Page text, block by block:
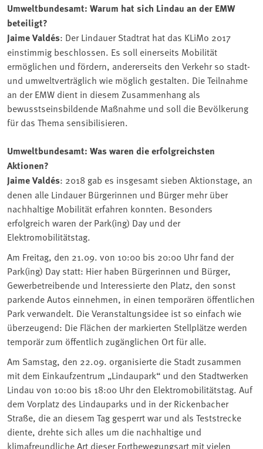
Umweltbundesamt: Warum hat sich Lindau an der EMW
beteiligt?
Jaime Valdés: Der Lindauer Stadtrat hat das KLiMo 2017
einstimmig beschlossen. Es soll einerseits Mobilität
ermöglichen und fördern, andererseits den Verkehr so stadt-
und umweltverträglich wie möglich gestalten. Die Teilnahme
an der EMW dient in diesem Zusammenhang als
bewusstseinsbildende Maßnahme und soll die Bevölkerung
für das Thema sensibilisieren.
Umweltbundesamt: Was waren die erfolgreichsten
Aktionen?
Jaime Valdés: 2018 gab es insgesamt sieben Aktionstage, an
denen alle Lindauer Bürgerinnen und Bürger mehr über
nachhaltige Mobilität erfahren konnten. Besonders
erfolgreich waren der Park(ing) Day und der
Elektromobilitätstag.
Am Freitag, den 21.09. von 10:00 bis 20:00 Uhr fand der
Park(ing) Day statt: Hier haben Bürgerinnen und Bürger,
Gewerbetreibende und Interessierte den Platz, den sonst
parkende Autos einnehmen, in einen temporären öffentlichen
Park verwandelt. Die Veranstaltungsidee ist so einfach wie
überzeugend: Die Flächen der markierten Stellplätze werden
temporär zum öffentlich zugänglichen Ort für alle.
Am Samstag, den 22.09. organisierte die Stadt zusammen
mit dem Einkaufzentrum „Lindaupark“ und den Stadtwerken
Lindau von 10:00 bis 18:00 Uhr den Elektromobilitätstag. Auf
dem Vorplatz des Lindauparks und in der Rickenbacher
Straße, die an diesem Tag gesperrt war und als Teststrecke
diente, drehte sich alles um die nachhaltige und
klimafreundliche Art dieser Fortbewegungsart mit vielen